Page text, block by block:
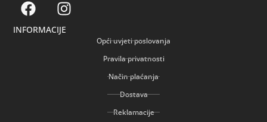
INFORMACIJE
Opći uvjeti poslovanja
Pravila privatnosti
Način plaćanja
Dostava
Reklamacije